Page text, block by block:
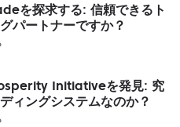
を探求する: 信頼できるト
パートナーですか？
Initiativeを発見: 究
ィングシステムなのか？